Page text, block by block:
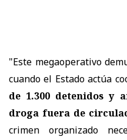
"Este megaoperativo
cuando el Estado actúa
de 1.300 detenidos y
droga fuera de
crimen organizado